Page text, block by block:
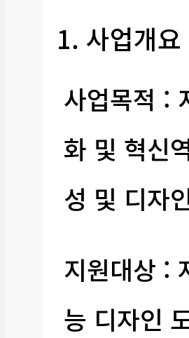
1. 사업개요
사업목적 :
화 및 혁신
성 및 디자
지원대상 :
능 디자인